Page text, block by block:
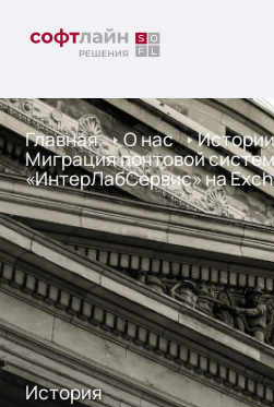
Главная О нас
Миграция почтовой
«ИнтерЛабСервис» на
История